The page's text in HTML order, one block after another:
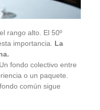
rango alto. El 50º
importancia. La
fondo colectivo entre
o un paquete.
común sigue